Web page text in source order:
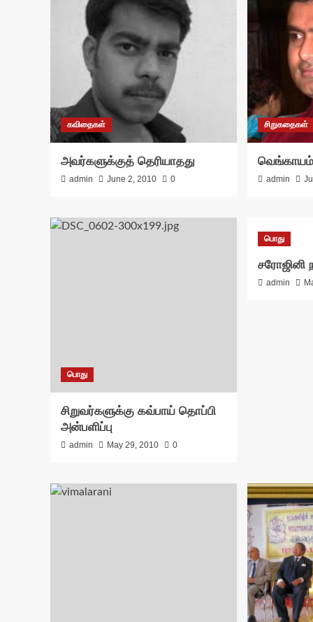
கவிதைகள்
அவர்களுக்குத் தெரியாதது
admin June 2, 2010 0
சிறுகதைகள்
வெங்காயம்
admin
பொது
சிறுவர்களுக்கு கவ்பாய் தொப்பி
அன்பளிப்பு
admin May 29, 2010 0
பொது
சரோஜினி
admin